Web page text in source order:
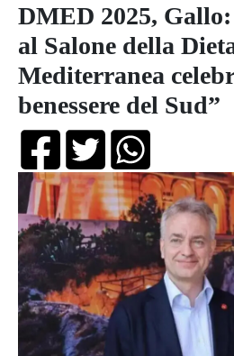
DMED 2025,
al Salone della
Mediterranea
benessere del Sud”